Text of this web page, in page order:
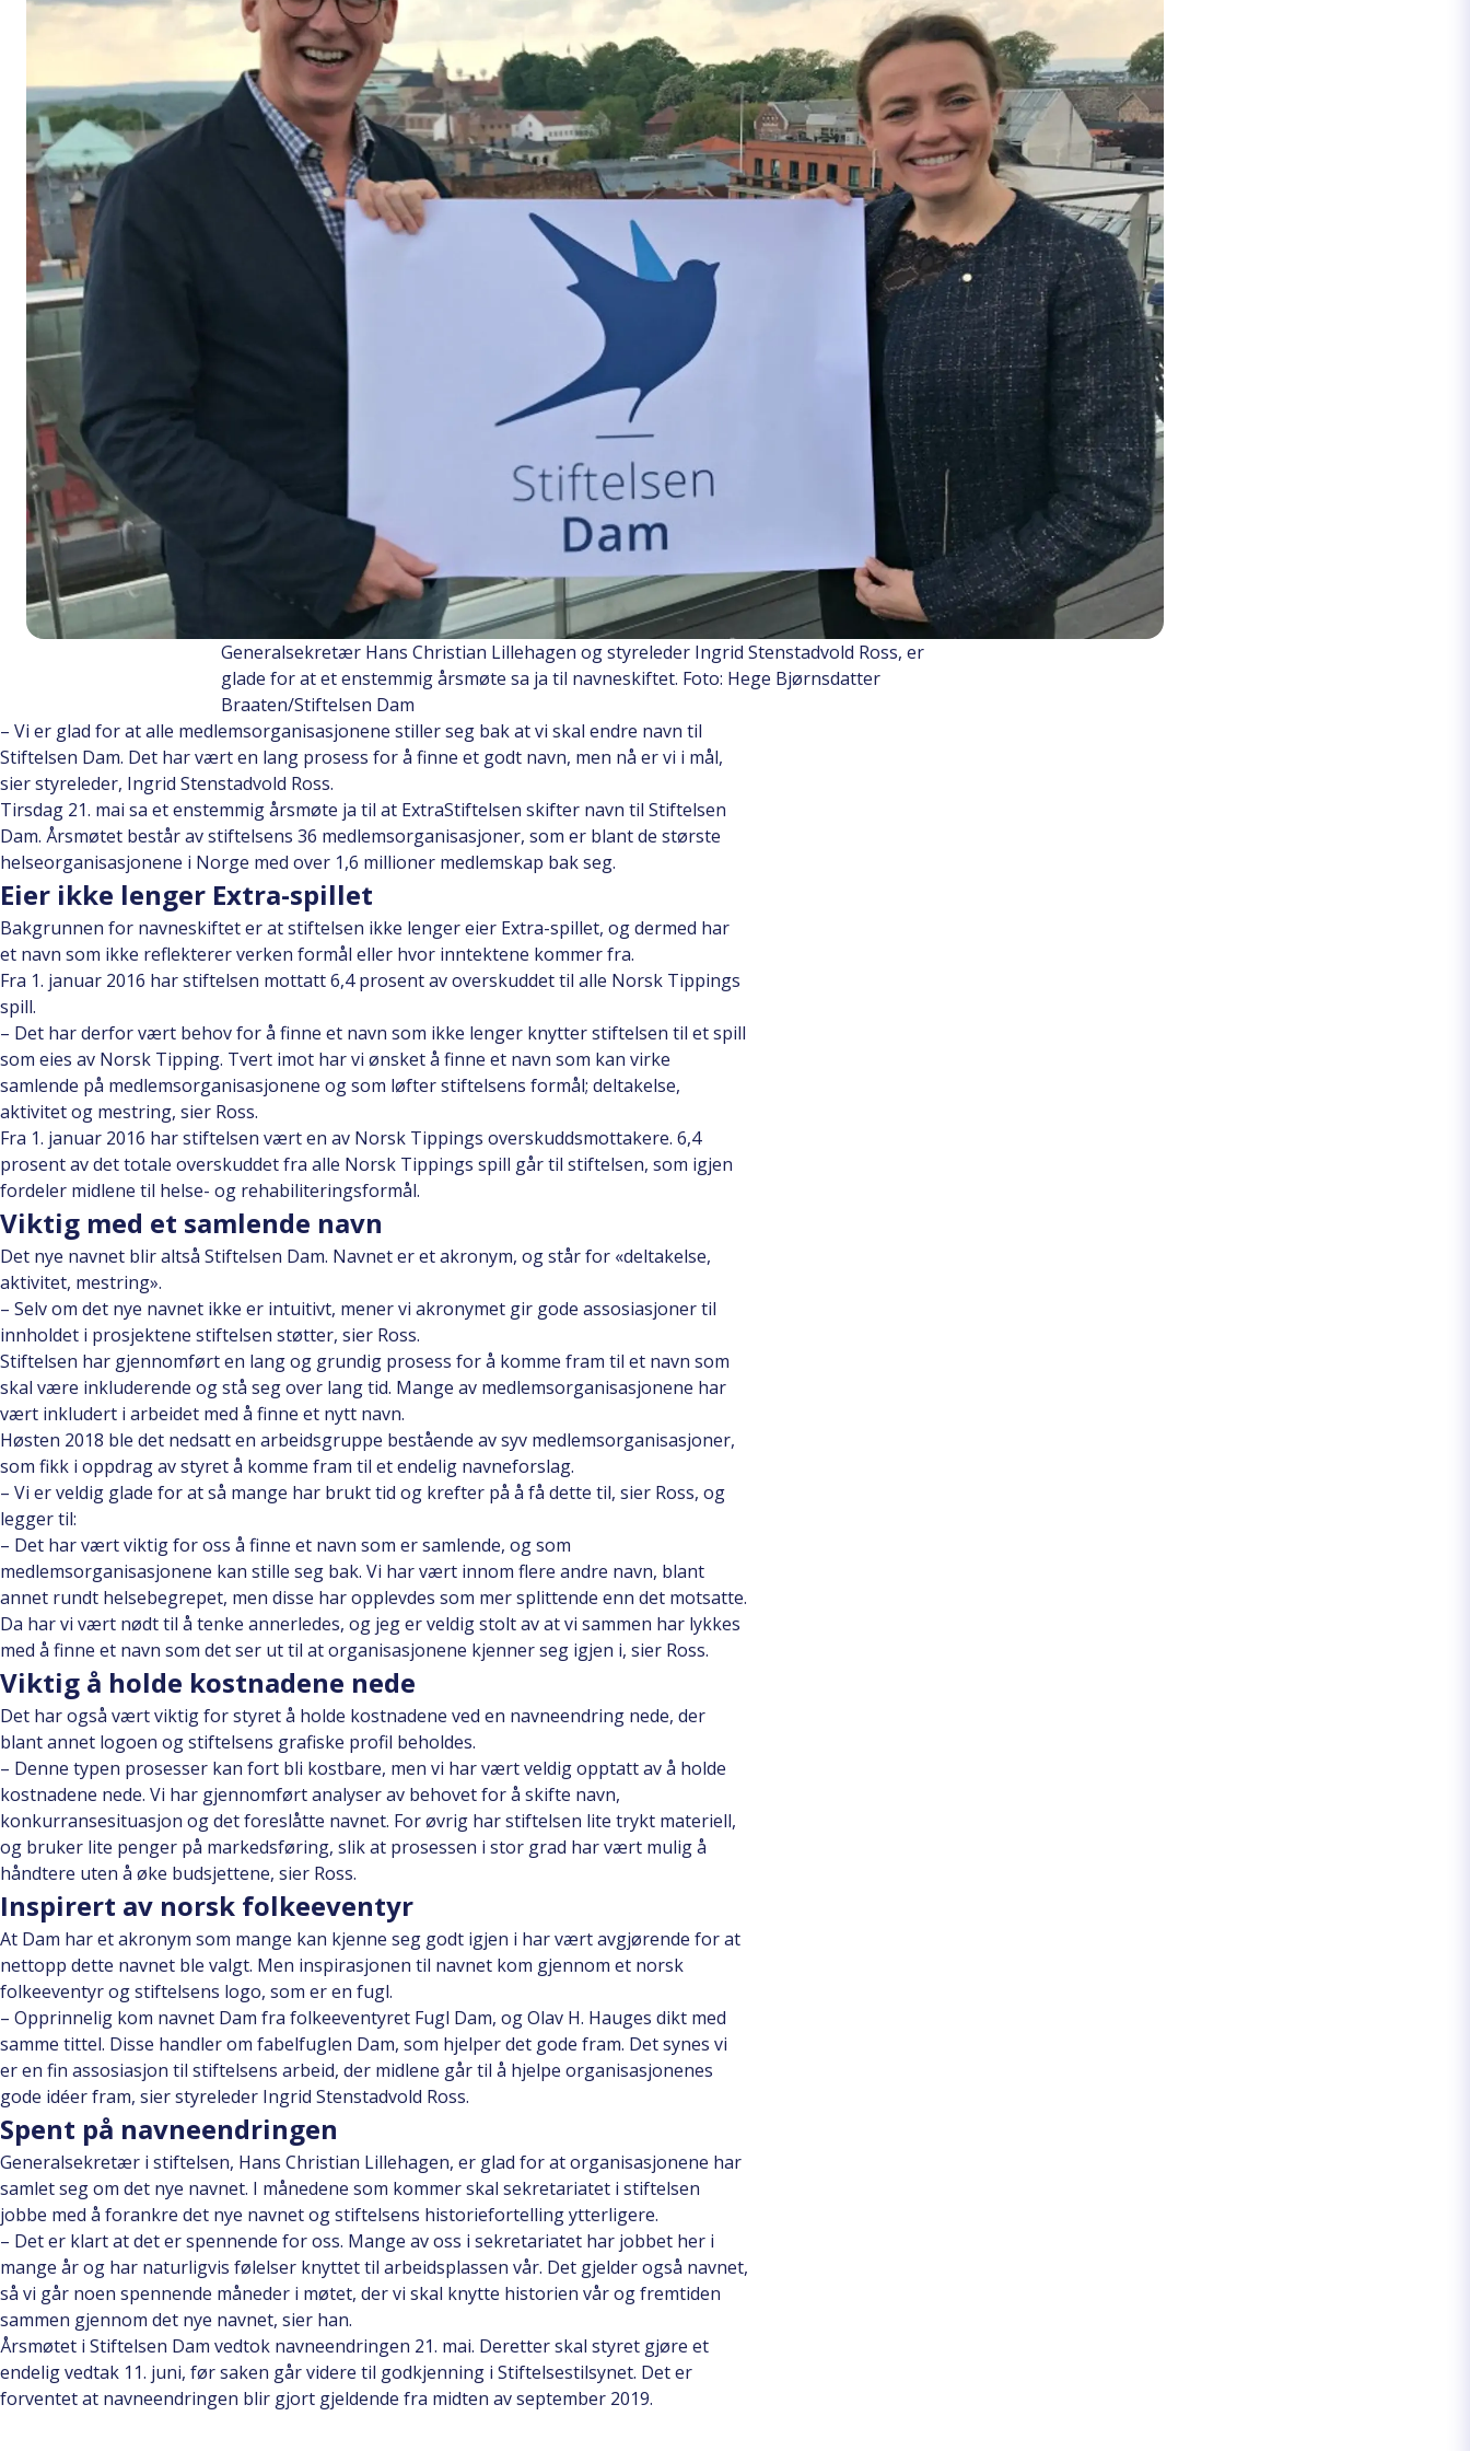
Generalsekretær Hans Christian Lillehagen og styreleder Ingrid Stenstadvold Ross, er
glade for at et enstemmig årsmøte sa ja til navneskiftet. Foto: Hege Bjørnsdatter
Braaten/Stiftelsen Dam
– Vi er glad for at alle medlemsorganisasjonene stiller seg bak at vi skal endre navn til
Stiftelsen Dam. Det har vært en lang prosess for å finne et godt navn, men nå er vi i mål,
sier styreleder, Ingrid Stenstadvold Ross.
Tirsdag 21. mai sa et enstemmig årsmøte ja til at ExtraStiftelsen skifter navn til Stiftelsen
Dam. Årsmøtet består av stiftelsens 36 medlemsorganisasjoner, som er blant de største
helseorganisasjonene i Norge med over 1,6 millioner medlemskap bak seg.
Eier ikke lenger Extra-spillet
Bakgrunnen for navneskiftet er at stiftelsen ikke lenger eier Extra-spillet, og dermed har
et navn som ikke reflekterer verken formål eller hvor inntektene kommer fra.
Fra 1. januar 2016 har stiftelsen mottatt 6,4 prosent av overskuddet til alle Norsk Tippings
spill.
– Det har derfor vært behov for å finne et navn som ikke lenger knytter stiftelsen til et spill
som eies av Norsk Tipping. Tvert imot har vi ønsket å finne et navn som kan virke
samlende på medlemsorganisasjonene og som løfter stiftelsens formål; deltakelse,
aktivitet og mestring, sier Ross.
Fra 1. januar 2016 har stiftelsen vært en av Norsk Tippings overskuddsmottakere. 6,4
prosent av det totale overskuddet fra alle Norsk Tippings spill går til stiftelsen, som igjen
fordeler midlene til helse- og rehabiliteringsformål.
Viktig med et samlende navn
Det nye navnet blir altså Stiftelsen Dam. Navnet er et akronym, og står for «deltakelse,
aktivitet, mestring».
– Selv om det nye navnet ikke er intuitivt, mener vi akronymet gir gode assosiasjoner til
innholdet i prosjektene stiftelsen støtter, sier Ross.
Stiftelsen har gjennomført en lang og grundig prosess for å komme fram til et navn som
skal være inkluderende og stå seg over lang tid. Mange av medlemsorganisasjonene har
vært inkludert i arbeidet med å finne et nytt navn.
Høsten 2018 ble det nedsatt en arbeidsgruppe bestående av syv medlemsorganisasjoner,
som fikk i oppdrag av styret å komme fram til et endelig navneforslag.
– Vi er veldig glade for at så mange har brukt tid og krefter på å få dette til, sier Ross, og
legger til:
– Det har vært viktig for oss å finne et navn som er samlende, og som
medlemsorganisasjonene kan stille seg bak. Vi har vært innom flere andre navn, blant
annet rundt helsebegrepet, men disse har opplevdes som mer splittende enn det motsatte.
Da har vi vært nødt til å tenke annerledes, og jeg er veldig stolt av at vi sammen har lykkes
med å finne et navn som det ser ut til at organisasjonene kjenner seg igjen i, sier Ross.
Viktig å holde kostnadene nede
Det har også vært viktig for styret å holde kostnadene ved en navneendring nede, der
blant annet logoen og stiftelsens grafiske profil beholdes.
– Denne typen prosesser kan fort bli kostbare, men vi har vært veldig opptatt av å holde
kostnadene nede. Vi har gjennomført analyser av behovet for å skifte navn,
konkurransesituasjon og det foreslåtte navnet. For øvrig har stiftelsen lite trykt materiell,
og bruker lite penger på markedsføring, slik at prosessen i stor grad har vært mulig å
håndtere uten å øke budsjettene, sier Ross.
Inspirert av norsk folkeeventyr
At Dam har et akronym som mange kan kjenne seg godt igjen i har vært avgjørende for at
nettopp dette navnet ble valgt. Men inspirasjonen til navnet kom gjennom et norsk
folkeeventyr og stiftelsens logo, som er en fugl.
– Opprinnelig kom navnet Dam fra folkeeventyret Fugl Dam, og Olav H. Hauges dikt med
samme tittel. Disse handler om fabelfuglen Dam, som hjelper det gode fram. Det synes vi
er en fin assosiasjon til stiftelsens arbeid, der midlene går til å hjelpe organisasjonenes
gode idéer fram, sier styreleder Ingrid Stenstadvold Ross.
Spent på navneendringen
Generalsekretær i stiftelsen, Hans Christian Lillehagen, er glad for at organisasjonene har
samlet seg om det nye navnet. I månedene som kommer skal sekretariatet i stiftelsen
jobbe med å forankre det nye navnet og stiftelsens historiefortelling ytterligere.
– Det er klart at det er spennende for oss. Mange av oss i sekretariatet har jobbet her i
mange år og har naturligvis følelser knyttet til arbeidsplassen vår. Det gjelder også navnet,
så vi går noen spennende måneder i møtet, der vi skal knytte historien vår og fremtiden
sammen gjennom det nye navnet, sier han.
Årsmøtet i Stiftelsen Dam vedtok navneendringen 21. mai. Deretter skal styret gjøre et
endelig vedtak 11. juni, før saken går videre til godkjenning i Stiftelsestilsynet. Det er
forventet at navneendringen blir gjort gjeldende fra midten av september 2019.